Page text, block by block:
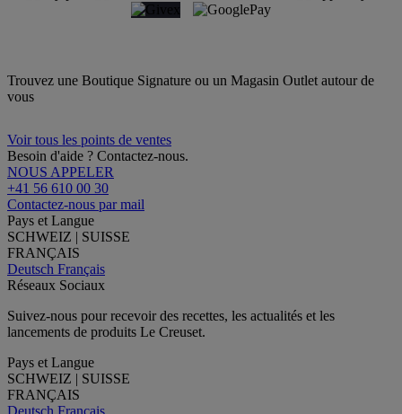
Trouvez une Boutique Signature ou un Magasin Outlet autour de
vous
Voir tous les points de ventes
Besoin d'aide ? Contactez-nous.
NOUS APPELER
+41 56 610 00 30
Contactez-nous par mail
Pays et Langue
SCHWEIZ | SUISSE
FRANÇAIS
Deutsch Français
Réseaux Sociaux
Suivez-nous pour recevoir des recettes, les actualités et les
lancements de produits Le Creuset.
Pays et Langue
SCHWEIZ | SUISSE
FRANÇAIS
Deutsch Français